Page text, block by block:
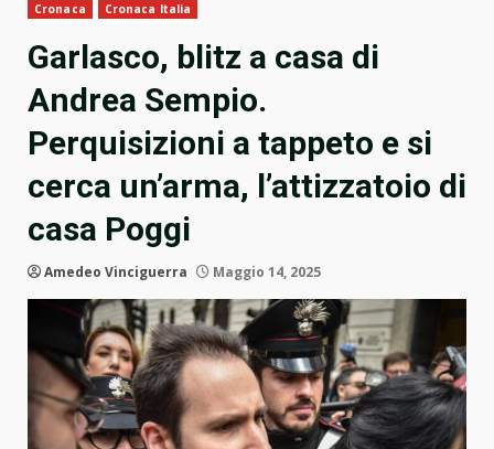
Cronaca Cronaca Italia
Garlasco, blitz a casa di
Andrea Sempio.
Perquisizioni a tappeto e si
cerca un’arma, l’attizzatoio di
casa Poggi
Amedeo Vinciguerra Maggio 14, 2025